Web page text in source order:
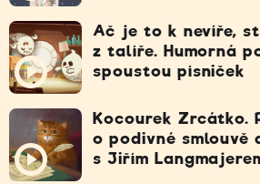
Ač je to k nevíře,
z talíře. Humorná
spoustou písniček
Kocourek Zrcátko.
o podivné smlouvě
s Jiřím